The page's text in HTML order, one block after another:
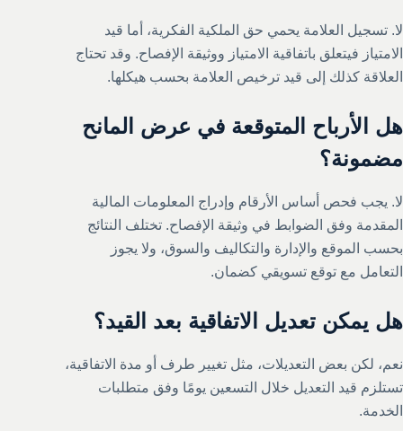
لا. تسجيل العلامة يحمي حق الملكية الفكرية، أما قيد
الامتياز فيتعلق باتفاقية الامتياز ووثيقة الإفصاح. وقد تحتاج
العلاقة كذلك إلى قيد ترخيص العلامة بحسب هيكلها.
هل الأرباح المتوقعة في عرض المانح
مضمونة؟
لا. يجب فحص أساس الأرقام وإدراج المعلومات المالية
المقدمة وفق الضوابط في وثيقة الإفصاح. تختلف النتائج
بحسب الموقع والإدارة والتكاليف والسوق، ولا يجوز
التعامل مع توقع تسويقي كضمان.
هل يمكن تعديل الاتفاقية بعد القيد؟
نعم، لكن بعض التعديلات، مثل تغيير طرف أو مدة الاتفاقية،
تستلزم قيد التعديل خلال التسعين يومًا وفق متطلبات
الخدمة.